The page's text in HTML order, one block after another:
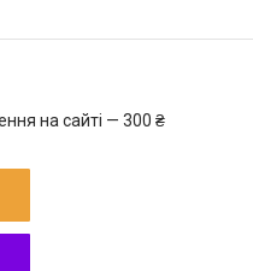
на сайті — 300 ₴